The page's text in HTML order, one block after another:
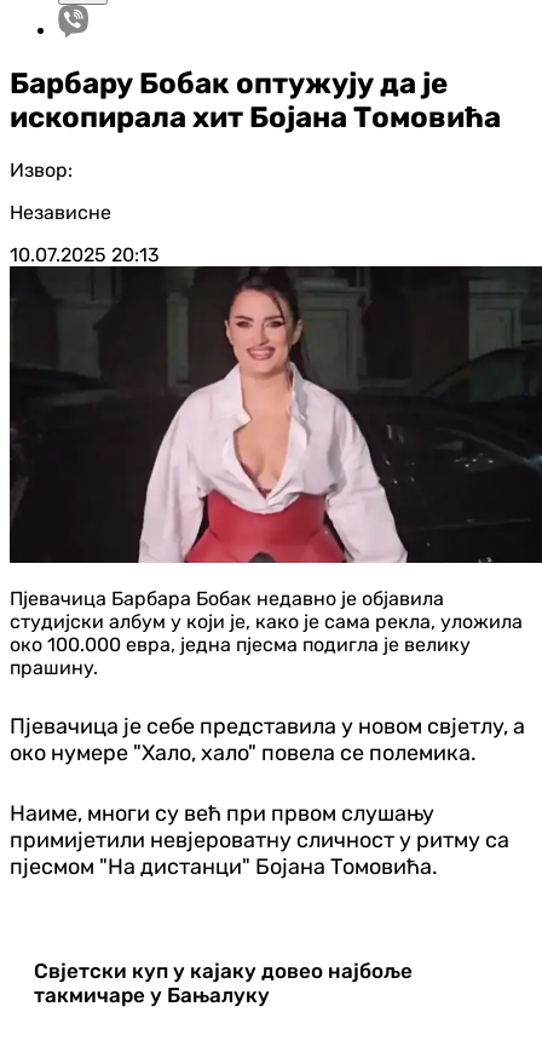
Барбару Бобак оптужују да је
ископирала хит Бојана Томовића
Извор:
Независне
10.07.2025 20:13
Пјевачица Барбара Бобак недавно је објавила
студијски албум у који је, како је сама рекла, уложила
око 100.000 евра, једна пјесма подигла је велику
прашину.
Пјевачица је себе представила у новом свјетлу, а
око нумере "Хало, хало" повела се полемика.
Наиме, многи су већ при првом слушању
примијетили невјероватну сличност у ритму са
пјесмом "На дистанци" Бојана Томовића.
Свјетски куп у кајаку довео најбоље
такмичаре у Бањалуку